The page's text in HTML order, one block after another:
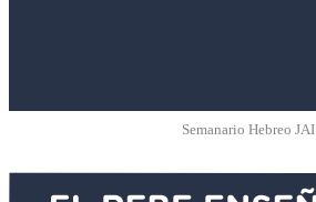
Semanario Hebreo JAI